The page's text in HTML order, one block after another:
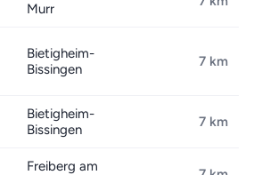
Murr
Bietigheim-
Bissingen
7 km
Bietigheim-
Bissingen
7 km
Freiberg am